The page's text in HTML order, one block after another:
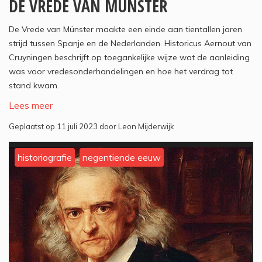
DE VREDE VAN MUNSTER
De Vrede van Münster maakte een einde aan tientallen jaren
strijd tussen Spanje en de Nederlanden. Historicus Aernout van
Cruyningen beschrijft op toegankelijke wijze wat de aanleiding
was voor vredesonderhandelingen en hoe het verdrag tot
stand kwam.
Lees meer
Geplaatst op 11 juli 2023 door Leon Mijderwijk
historiografie negentiende eeuw